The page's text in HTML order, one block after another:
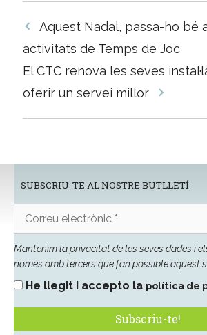
Navegació
per
Aquest Nadal, passa-ho bé
activitats de Temps de Joc
El CTC renova les seves
oferir un servei millor
SUBSCRIU-TE AL NOSTRE BUTLLETÍ
electrònic
Mantenim la privacitat de les seves dades i
només amb tercers que fan possible aquest
He llegit i accepto la política de